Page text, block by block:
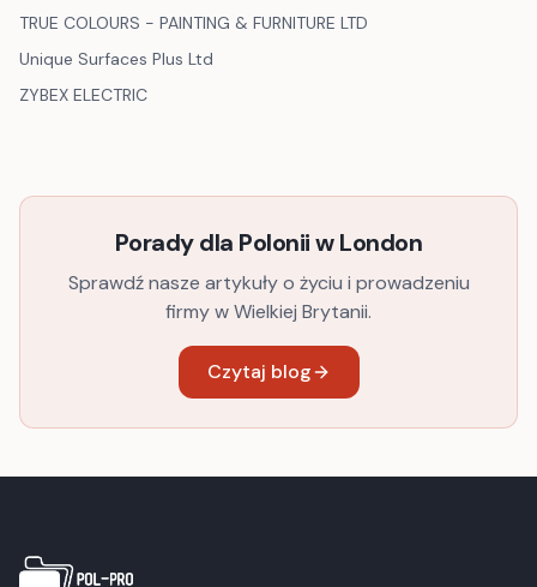
TRUE COLOURS - PAINTING & FURNITURE LTD
Unique Surfaces Plus Ltd
ZYBEX ELECTRIC
Porady dla Polonii wLondon
Sprawdź nasze artykuły o życiu i prowadzeniu
firmy w Wielkiej Brytanii.
Czytaj blog